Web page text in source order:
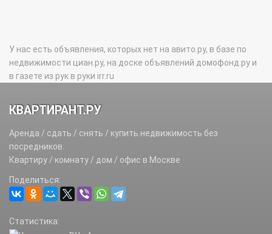
У нас есть объявления, которых нет на авито.ру, в базе по
недвижимости циан.ру, на доске объявлений домофонд.ру и
в газете из рук в руки irr.ru
КВАРТИРАНТ.РУ
Аренда / сдать / снять / купить недвижимость без
посредников.
Квартиру / комнату / дом / офис в Москве
Поделиться:
Статистика: